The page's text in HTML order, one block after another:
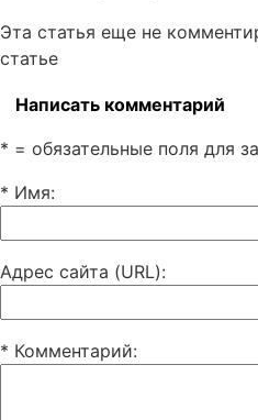
Эта статья еще не
статье
Написать комментарий
* = обязательные поля для
* Имя:
Адрес сайта (URL):
* Комментарий: